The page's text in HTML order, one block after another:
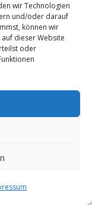
wir Technologien
und/oder darauf
können wir
dieser Website
oder
(3.99 km)
(4.42 km)